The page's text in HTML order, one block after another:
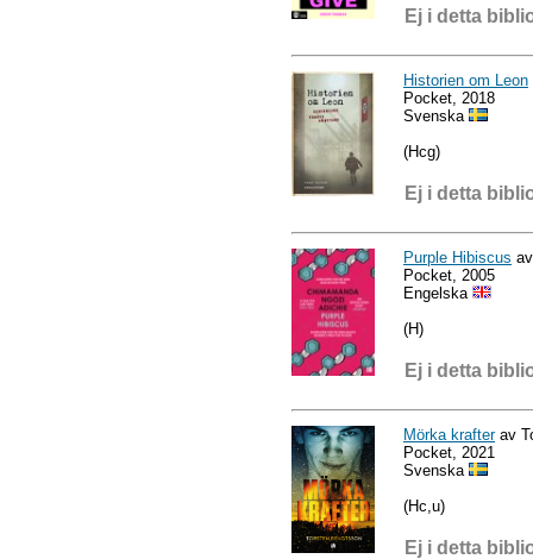
Ej i detta
Historien om Leon
Pocket, 2018
Svenska
(Hcg)
Ej i detta
Purple Hibiscus
Pocket, 2005
Engelska
(H)
Ej i detta
Mörka krafterav
Pocket, 2021
Svenska
(Hc,u)
Ej i detta